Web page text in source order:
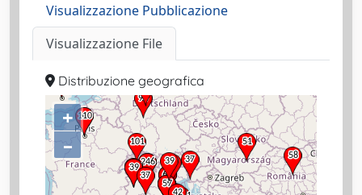
Visualizzazione Pubblicazione
Visualizzazione File
Distribuzione geografica
+
–